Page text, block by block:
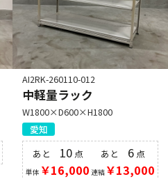
AI2RK-260110-012
中軽量ラック
W1800×D600×H1800
愛知
あと 10点
単体 ￥16,000
あと 6点
連結￥13,000